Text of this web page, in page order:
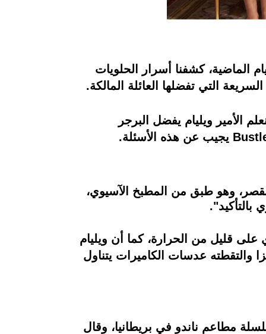
الماضية، كشفنا أسرار الحلويات
التي تفضلها العائلة المالكة.
الأمير ويليام يفضل البرجر
وهو طبق من المطبخ الآسيوي،
على قليل من الحرارة، كما أن ويليام
والتقطته عدسات الكاميرات يتناول
مطاعم ناندو في بريطانيا، وقال